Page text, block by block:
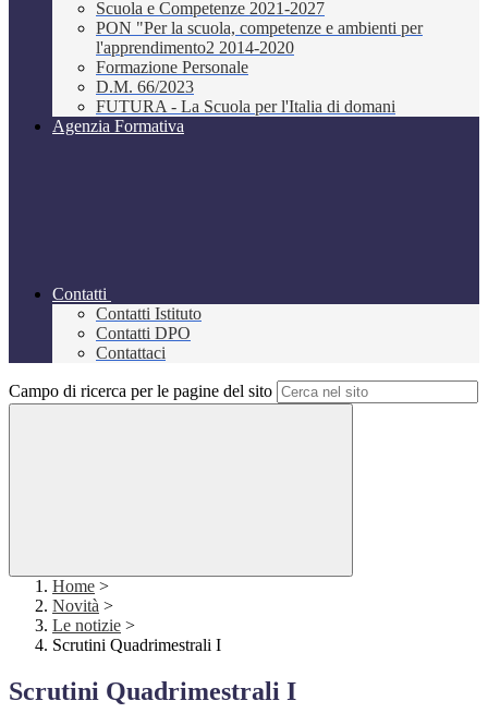
Scuola e Competenze 2021-2027
PON "Per la scuola, competenze e ambienti per
l'apprendimento2 2014-2020
Formazione Personale
D.M. 66/2023
FUTURA - La Scuola per l'Italia di domani
Agenzia Formativa
Contatti
Contatti Istituto
Contatti DPO
Contattaci
Campo di ricerca per le pagine del sito
Home >
Novità >
Le notizie >
Scrutini Quadrimestrali I
Scrutini Quadrimestrali I